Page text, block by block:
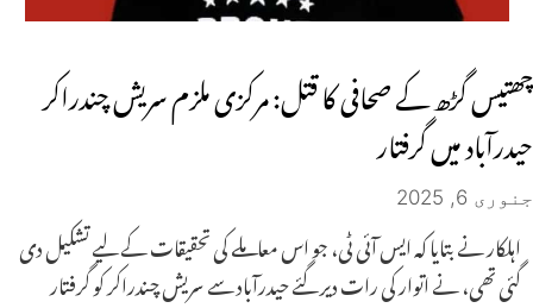
چھتیس گڑھ کے صحافی کا قتل: مرکزی ملزم سریش چندراکر
حیدرآباد میں گرفتار
جنوری 6, 2025
اہلکار نے بتایا کہ ایس آئی ٹی، جو اس معاملے کی تحقیقات کے لیے تشکیل دی
گئی تھی، نے اتوار کی رات دیر گئے حیدرآباد سے سریش چندراکر کو گرفتار